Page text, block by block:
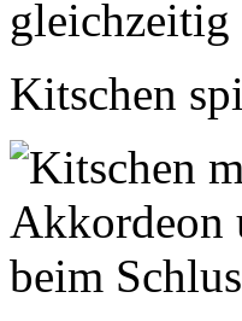
Kitschen